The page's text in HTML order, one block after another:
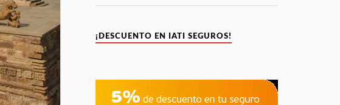
¡DESCUENTO EN IATI SEGUROS!